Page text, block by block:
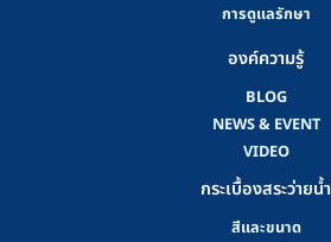
การดูแลรักษา
องค์ความรู้
BLOG
NEWS & EVENT
VIDEO
กระเบื้องสระว่ายน้ำ
สีและขนาด